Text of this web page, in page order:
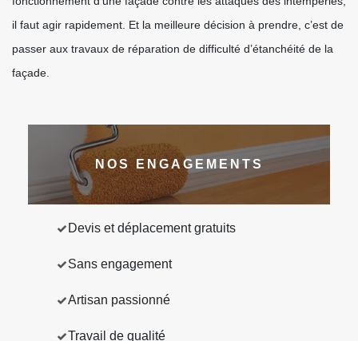
il faut agir rapidement. Et la meilleure décision à prendre, c’est de
passer aux travaux de réparation de difficulté d’étanchéité de la
façade.
NOS ENGAGEMENTS
Devis et déplacement gratuits
Sans engagement
Artisan passionné
Travail de qualité